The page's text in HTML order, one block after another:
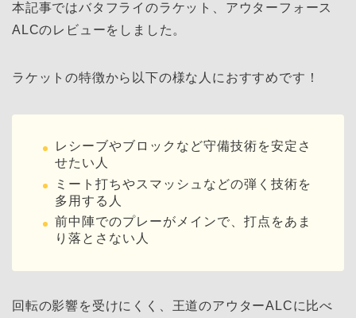
本記事ではバタフライのラケット、アウターフォース
ALCのレビューをしました。
ラケットの特徴から以下の様な人におすすめです！
レシーブやブロックなど守備技術を安定さ
せたい人
ミート打ちやスマッシュなどの弾く技術を
多用する人
前中陣でのプレーがメインで、打点をあま
り落とさない人
回転の影響を受けにくく、王道のアウターALCに比べ